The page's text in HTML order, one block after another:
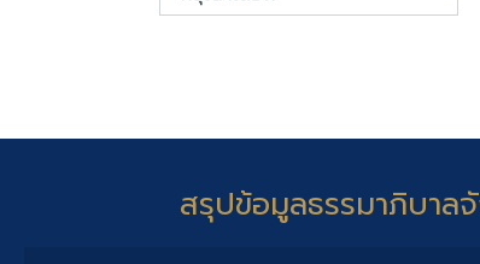
สรุปข้อมูลธรรมาภิบา